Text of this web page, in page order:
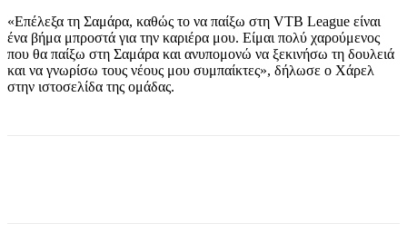
«Επέλεξα τη Σαμάρα, καθώς το να παίξω στη VTB League είναι
ένα βήμα μπροστά για την καριέρα μου. Είμαι πολύ χαρούμενος
που θα παίξω στη Σαμάρα και ανυπομονώ να ξεκινήσω τη δουλειά
και να γνωρίσω τους νέους μου συμπαίκτες», δήλωσε ο Χάρελ
στην ιστοσελίδα της ομάδας.